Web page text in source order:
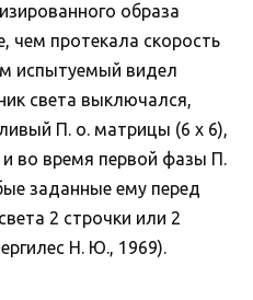
образа
чем протекала скорость
испытуемый видел
света выключался,
П. о. матрицы (6 х 6),
во время первой фазы П.
заданные ему перед
2 строчки или 2
Н. Ю., 1969).